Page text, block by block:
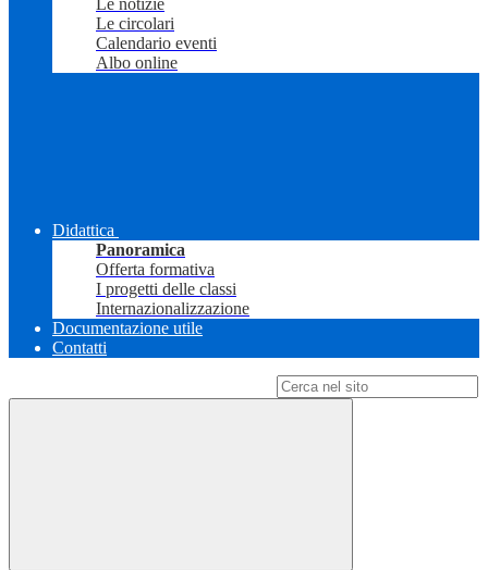
Le notizie
Le circolari
Calendario eventi
Albo online
Didattica
Panoramica
Offerta formativa
I progetti delle classi
Internazionalizzazione
Documentazione utile
Contatti